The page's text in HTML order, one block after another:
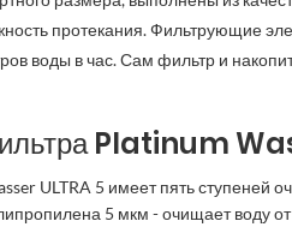
протекания. Фильтрующие
воды в час. Сам фильтр и
Platinum
ULTRA 5 имеет пять ступеней
5 мкм - очищает воду